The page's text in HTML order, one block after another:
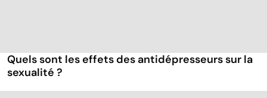
Quels sont les effets des antidépresseurs sur la
sexualité ?